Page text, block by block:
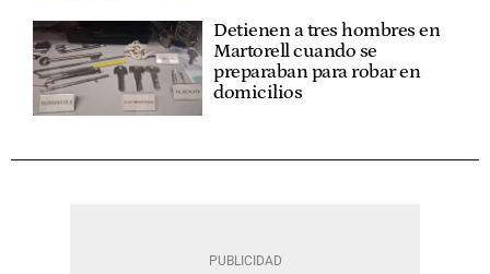
Detienen a tres hombres en
Martorell cuando se
preparaban para robar en
domicilios